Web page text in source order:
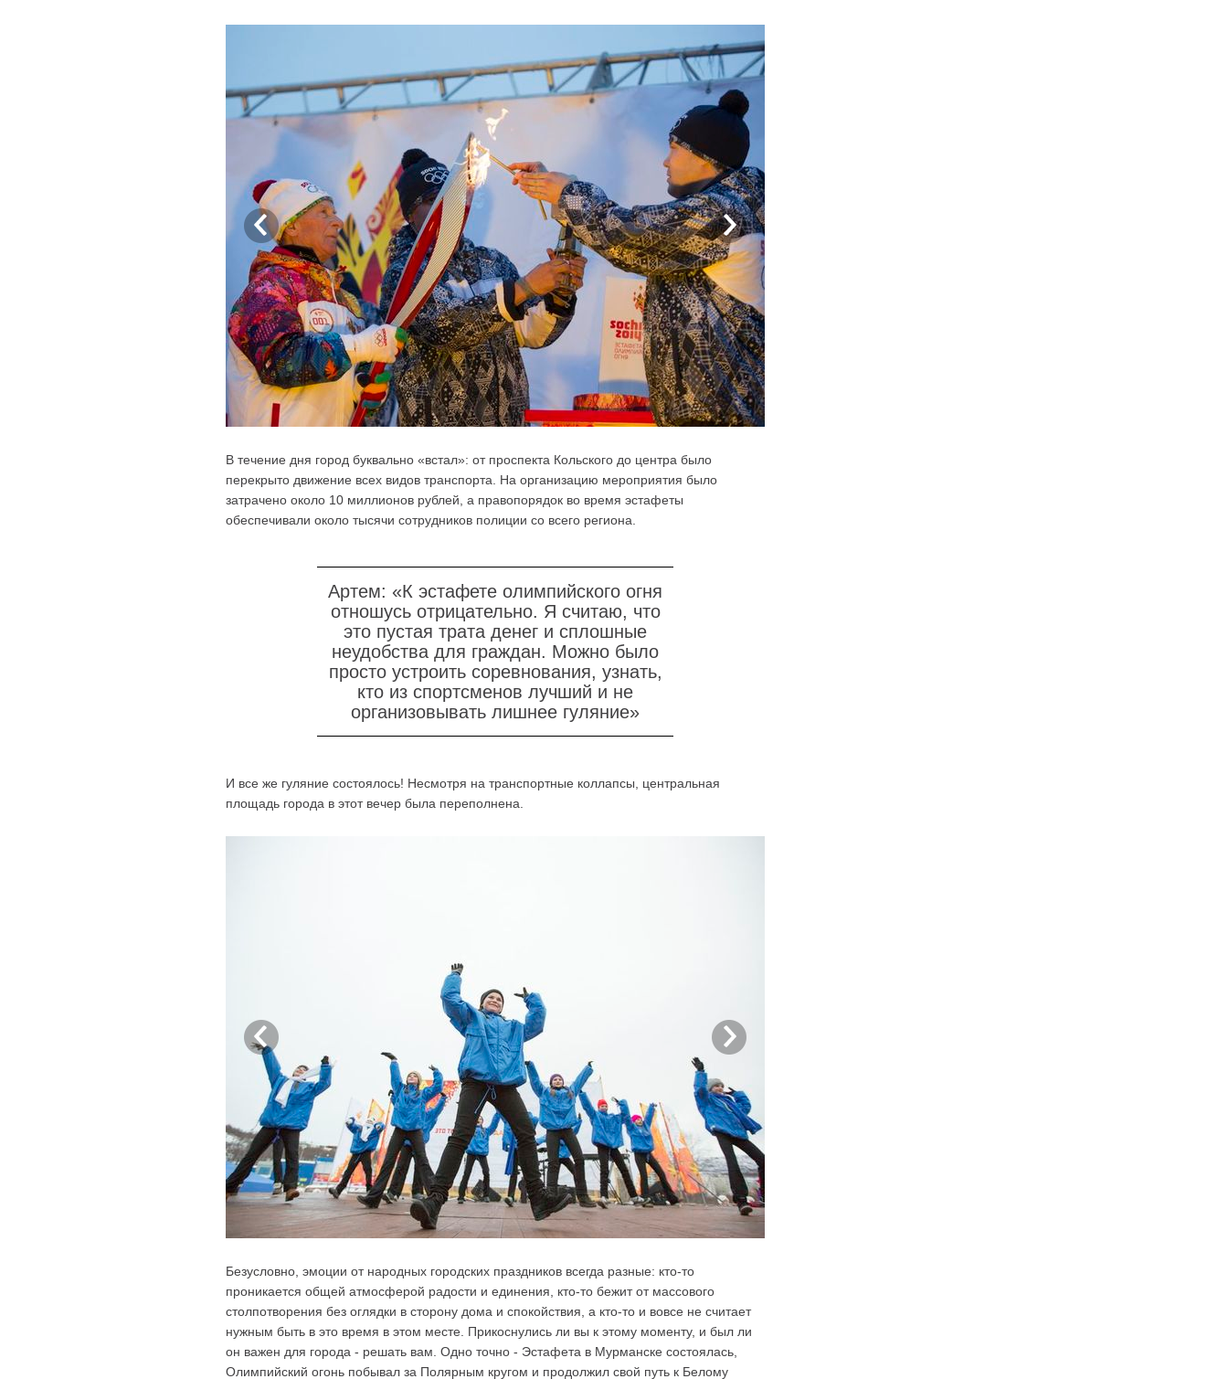
В течение дня город буквально «встал»: от проспекта Кольского до центра было
перекрыто движение всех видов транспорта. На организацию мероприятия было
затрачено около 10 миллионов рублей, а правопорядок во время эстафеты
обеспечивали около тысячи сотрудников полиции со всего региона.
Артем: «К эстафете олимпийского огня
отношусь отрицательно. Я считаю, что
это пустая трата денег и сплошные
неудобства для граждан. Можно было
просто устроить соревнования, узнать,
кто из спортсменов лучший и не
организовывать лишнее гуляние»
И все же гуляние состоялось! Несмотря на транспортные коллапсы, центральная
площадь города в этот вечер была переполнена.
Безусловно, эмоции от народных городских праздников всегда разные: кто-то
проникается общей атмосферой радости и единения, кто-то бежит от массового
столпотворения без оглядки в сторону дома и спокойствия, а кто-то и вовсе не считает
нужным быть в это время в этом месте. Прикоснулись ли вы к этому моменту, и был ли
он важен для города - решать вам. Одно точно - Эстафета в Мурманске состоялась,
Олимпийский огонь побывал за Полярным кругом и продолжил свой путь к Белому